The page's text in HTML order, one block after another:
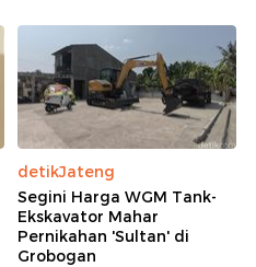
detikJateng
Segini Harga WGM Tank-
Ekskavator Mahar
Pernikahan 'Sultan' di
Grobogan